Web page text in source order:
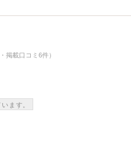
掲載口コミ6件）
ます。